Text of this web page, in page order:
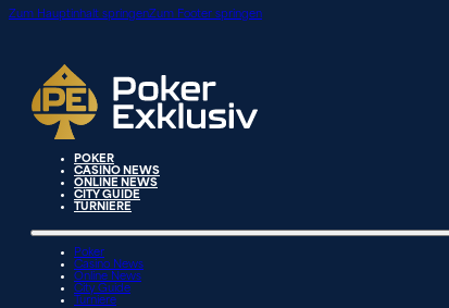
Zum Hauptinhalt springenZum Footer springen
POKER
CASINO NEWS
ONLINE NEWS
CITY GUIDE
TURNIERE
Poker
Casino News
Online News
City Guide
Turniere